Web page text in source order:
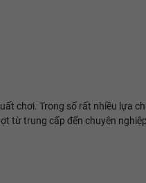
chơi. Trong số rất nhiều lựa
từ trung cấp đến chuyên